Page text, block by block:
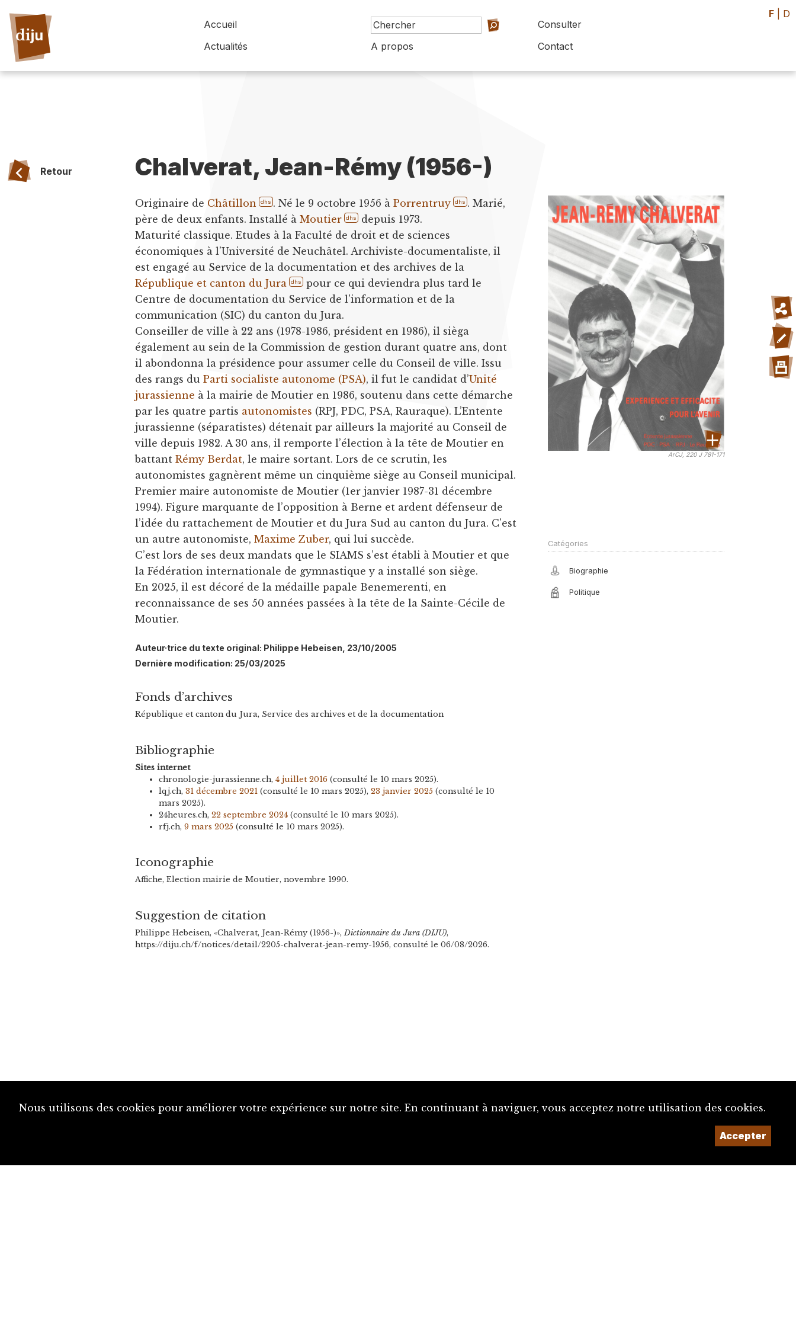
Accueil
Consulter
Actualités
A propos Contact
F D
Retour Chalverat, Jean-Rémy (1956-)
Originaire de Châtillon dhs . Né le 9 octobre 1956 àPorrentruy dhs . Marié,
père de deux enfants. Installé àMoutier dhs
depuis 1973.
Maturité classique. Etudes à la Faculté de droit et de sciences
économiques à l’Université de Neuchâtel. Archiviste-documentaliste, il
est engagé au Service de la documentation et des archives de la
République et canton du Jura
dhs
pour ce qui deviendra plus tard le
Centre de documentation du Service de l'information et de la
communication (SIC) du canton du Jura.
Conseiller de ville à 22 ans (1978-1986, président en 1986), il sièga
également au sein de la Commission de gestion durant quatre ans, dont
il abondonna la présidence pour assumer celle du Conseil de ville. Issu
des rangs duParti socialiste autonome (PSA), il fut le candidat d’Unité
jurassienne à la mairie de Moutier en 1986, soutenu dans cette démarche
par les quatre partis autonomistes (RPJ, PDC, PSA, Rauraque). L’Entente
jurassienne (séparatistes) détenait par ailleurs la majorité au Conseil de
ville depuis 1982. A 30 ans, il remporte l’élection à la tête de Moutier en
battantRémy Berdat, le maire sortant. Lors de ce scrutin, les
autonomistes gagnèrent même un cinquième siège au Conseil municipal.
Premier maire autonomiste de Moutier (1er janvier 1987-31 décembre
1994). Figure marquante de l’opposition à Berne et ardent défenseur de
l’idée du rattachement de Moutier et du Jura Sud au canton du Jura. C'est
un autre autonomiste,Maxime Zuber, qui lui succède.
C’est lors de ses deux mandats que le SIAMS s’est établi à Moutier et que
la Fédération internationale de gymnastique y a installé son siège.
En 2025, il est décoré de la médaille papale Benemerenti, en
reconnaissance de ses 50 années passées à la tête de la Sainte-Cécile de
Moutier.
Auteur·trice du texte original: Philippe Hebeisen, 23/10/2005
Dernière modification: 25/03/2025
Fonds d’archives
République et canton du Jura, Service des archives et de la documentation
Bibliographie
Sites internet
chronologie-jurassienne.ch,4 juillet 2016 (consulté le 10 mars 2025).
lqj.ch,31 décembre 2021 (consulté le 10 mars 2025),23 janvier 2025 (consulté le 10
mars 2025).
24heures.ch,22 septembre 2024 (consulté le 10 mars 2025).
rfj.ch,9 mars 2025 (consulté le 10 mars 2025).
Iconographie
Affiche, Election mairie de Moutier, novembre 1990.
Suggestion de citation
Philippe Hebeisen, «Chalverat, Jean-Rémy (1956-)», Dictionnaire du Jura (DIJU),
https://diju.ch/f/notices/detail/2205-chalverat-jean-remy-1956, consulté le 06/08/2026.
ArCJ, 220 J 781-171
Catégories
Biographie
Politique
Proposer une notice Un projet de la
Nous utilisons des cookies pour améliorer votre expérience sur notre site. En continuant à naviguer, vous acceptez notre utilisation des cookies.
Accepter